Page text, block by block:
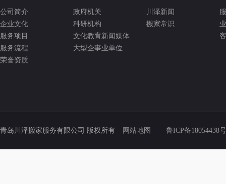
公司简介
企业文化
服务项目
服务流程
荣誉资质
政府机关
科研机构
文化教育新闻媒体
大型企事业单位
川泽新闻
搬家常识
青岛川泽搬家服务有限公司 版权所有 网站地图 鲁ICP备18054438号